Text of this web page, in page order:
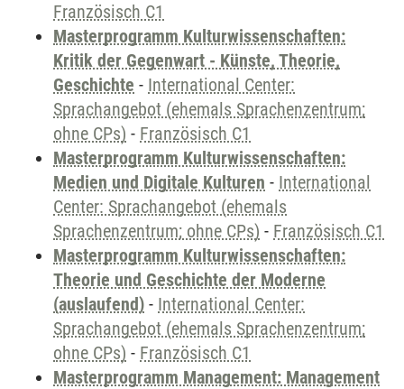
Französisch C1
Masterprogramm Kulturwissenschaften:
Kritik der Gegenwart - Künste, Theorie,
Geschichte - International Center:
Sprachangebot (ehemals Sprachenzentrum;
ohne CPs) - Französisch C1
Masterprogramm Kulturwissenschaften:
Medien und Digitale Kulturen - International
Center: Sprachangebot (ehemals
Sprachenzentrum; ohne CPs) - Französisch C1
Masterprogramm Kulturwissenschaften:
Theorie und Geschichte der Moderne
(auslaufend) - International Center:
Sprachangebot (ehemals Sprachenzentrum;
ohne CPs) - Französisch C1
Masterprogramm Management: Management